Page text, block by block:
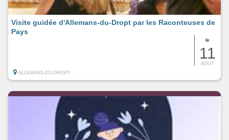
le
11
AOUT
Visite guidée d'Allemans-du-Dropt par les Raconteuses de
Pays
ALLEMANS-DU-DROPT